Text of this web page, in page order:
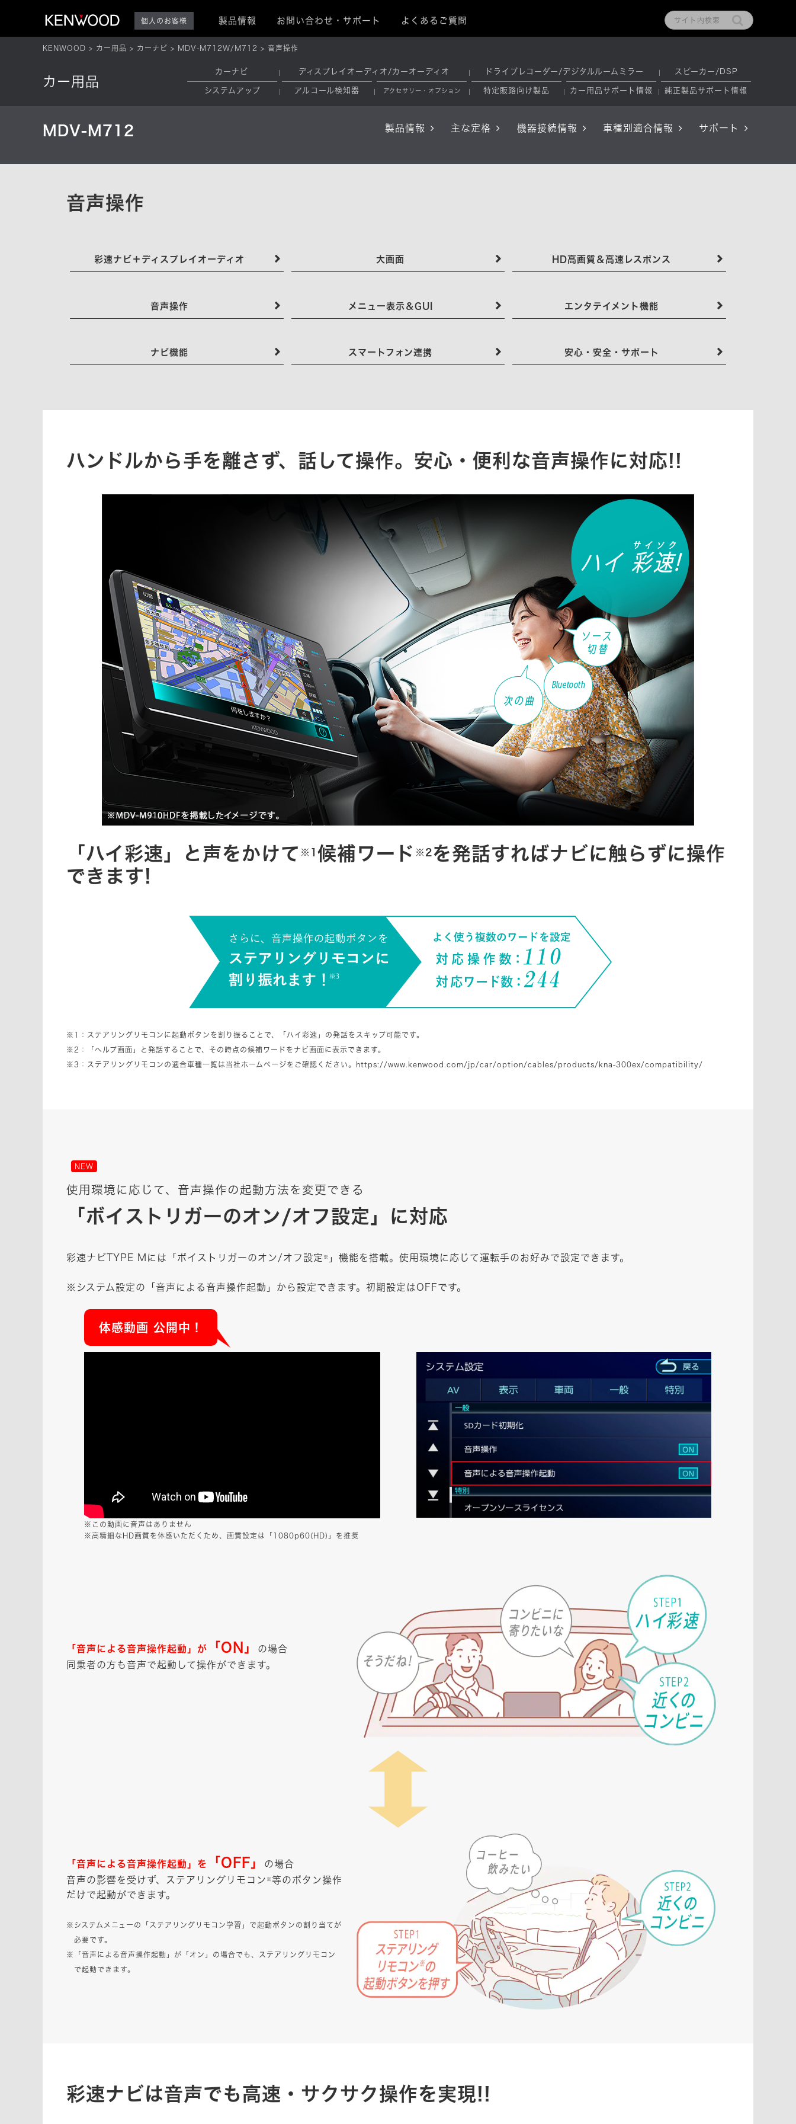
個人のお客様 製品情報 お問い合わせ・サポート よくあるご質問
KENWOOD カー用品 カーナビ MDV-M712W/M712 音声操作
カー用品
カーナビ ディスプレイオーディオ/カーオーディオ ドライブレコーダー/デジタルルームミラー スピーカー/DSP
システムアップ アルコール検知器 アクセサリー・オプション 特定販路向け製品 カー用品サポート情報 純正製品サポート情報
MDV-M712 製品情報 主な定格 機器接続情報 車種別適合情報 サポート
音声操作
彩速ナビ＋ディスプレイオーディオ 大画面 HD高画質＆高速レスポンス
音声操作 メニュー表示＆GUI エンタテイメント機能
ナビ機能 スマートフォン連携 安心・安全・サポート
ハンドルから手を離さず、話して操作。安心・便利な音声操作に対応!!
「ハイ彩速」と声をかけて ※1 候補ワード ※2を発話すればナビに触らずに操作
できます!
※1：ステアリングリモコンに起動ボタンを割り振ることで、「ハイ彩速」の発話をスキップ可能です。
※2：「ヘルプ画面」と発話することで、その時点の候補ワードをナビ画面に表示できます。
※3：ステアリングリモコンの適合車種一覧は当社ホームページをご確認ください。 https://www.kenwood.com/jp/car/option/cables/products/kna-300ex/compatibility/
NEW
使用環境に応じて、音声操作の起動方法を変更できる
「ボイストリガーのオン/オフ設定」に対応
彩速ナビTYPE Mには「ボイストリガーのオン/オフ設定 ※ 」機能を搭載。使用環境に応じて運転手のお好みで設定できます。
※システム設定の「音声による音声操作起動」から設定できます。初期設定はOFFです。
体感動画 公開中！
※この動画に音声はありません
※高精細なHD画質を体感いただくため、画質設定は「1080p60(HD)」を推奨
「音声による音声操作起動」が 「ON」
の場合
同乗者の方も音声で起動して操作ができます。
「音声による音声操作起動」を 「OFF」
の場合
音声の影響を受けず、ステアリングリモコン ※ 等のボタン操作
だけで起動ができます。
※システムメニューの「ステアリングリモコン学習」で起動ボタンの割り当てが
必要です。
※「音声による音声操作起動」が「オン」の場合でも、ステアリングリモコン
で起動できます。
彩速ナビは音声でも高速・サクサク操作を実現!!